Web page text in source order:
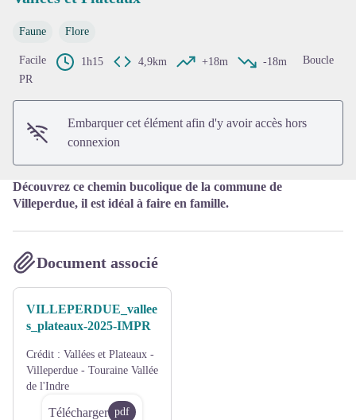
Voir l'image en plein écran
Faune Flore
Facile 1h15 4,9km +18m -18m
Boucle
PR
Embarquer cet élément afin d'y avoir accès hors
connexion
Découvrez ce chemin bucolique de la commune de
Villeperdue, il est idéal à faire en famille.
Document associé
VILLEPERDUE_vallee
s_plateaux-2025-IMPR
Crédit : Vallées et Plateaux -
Villeperdue - Touraine Vallée
de l'Indre
Télécharger pdf